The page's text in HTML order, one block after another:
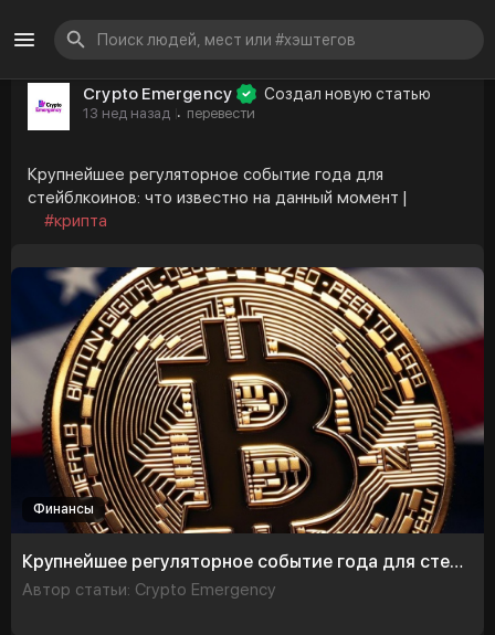
Crypto Emergency Создал новую статью
13 нед назад · перевести
Крупнейшее регуляторное событие года для
стейблкоинов: что известно на данный момент |
#крипта
Финансы
Крупнейшее регуляторное событие года для стейблкоинов: что известно на данный момент
Автор статьи: Crypto Emergency